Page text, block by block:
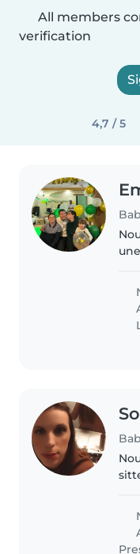
All members
verification
4,7 / 5